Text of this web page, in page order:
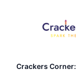
Crackers Corner: